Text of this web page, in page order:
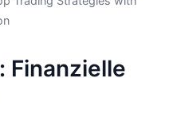
Finanzielle